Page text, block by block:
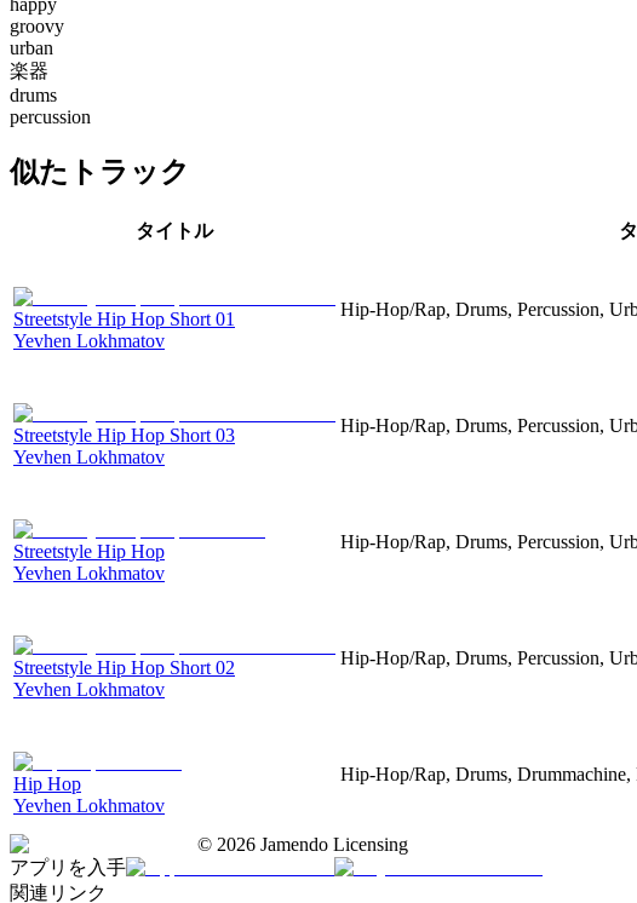
groovy
urban
楽器
drums
percussion
似たトラック
タイトル
Streetstyle Hip Hop Short 01
Yevhen Lokhmatov
Hip-Hop/Rap, Drums, Percussion,
Streetstyle Hip Hop Short 03
Yevhen Lokhmatov
Hip-Hop/Rap, Drums, Percussion,
Streetstyle Hip Hop
Yevhen Lokhmatov
Hip-Hop/Rap, Drums, Percussion,
Streetstyle Hip Hop Short 02
Yevhen Lokhmatov
Hip-Hop/Rap, Drums, Percussion,
Hip Hop
Yevhen Lokhmatov
Hip-Hop/Rap, Drums,
© 2026 Jamendo Licensing
アプリを入手
関連リンク